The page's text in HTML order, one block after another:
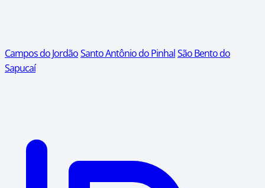
Campos do JordãoSanto Antônio do PinhalSão Bento do
Sapucaí